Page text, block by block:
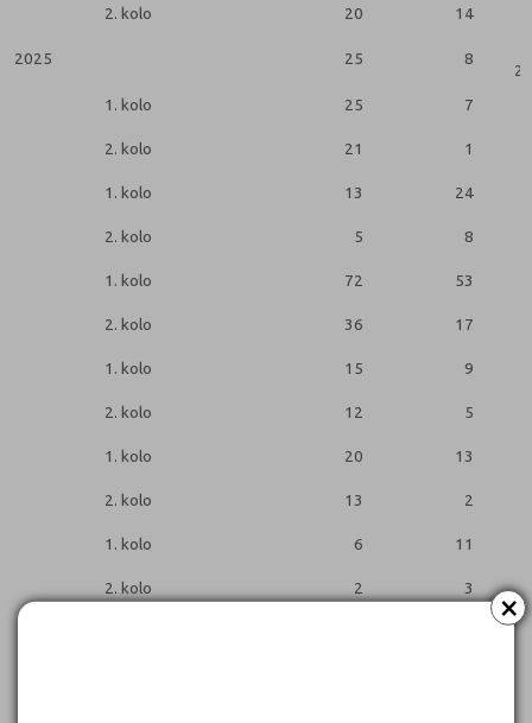
×
2. kolo 20 14
2025 25 8
2
1. kolo
25 7
2. kolo 21 1
1. kolo 13 24
2. kolo 5 8
1. kolo 72 53
2. kolo 36 17
1. kolo 15 9
2. kolo 12 5
1. kolo 20 13
2. kolo 13 2
1. kolo 6 11
2. kolo 2 3